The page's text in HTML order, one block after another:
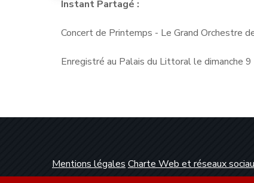
Instant Partagé :
Concert de Printemps - Le Grand Orchestre
Enregistré au Palais du Littoral le dimanche
Mentions légales Charte Web et réseaux